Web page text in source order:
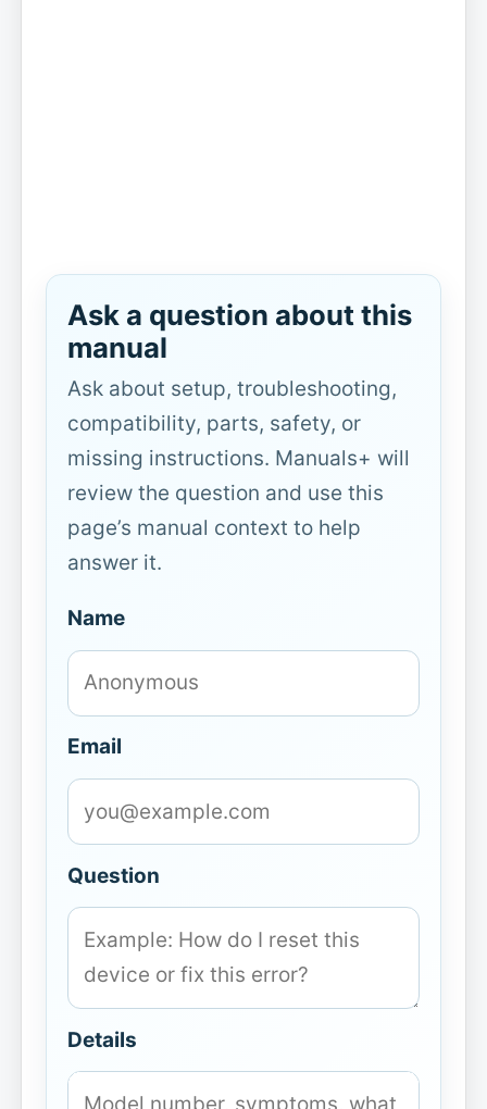
Ask a question about this
manual
Ask about setup, troubleshooting,
compatibility, parts, safety, or
missing instructions. Manuals+ will
review the question and use this
page’s manual context to help
answer it.
Name
Email
Question
Details